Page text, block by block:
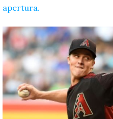
apertura.